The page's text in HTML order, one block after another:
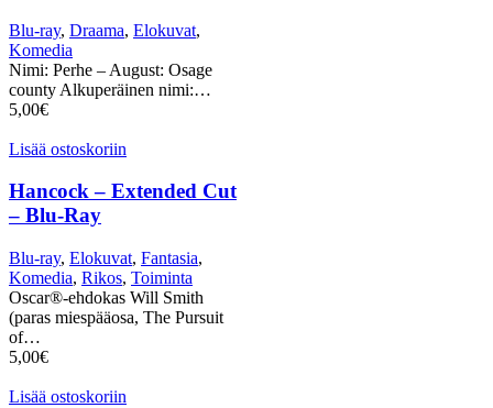
Blu-ray, Draama, Elokuvat,
Komedia
Nimi: Perhe – August: Osage
county Alkuperäinen nimi:…
5,00€
Lisää ostoskoriin
Hancock – Extended Cut
– Blu-Ray
Blu-ray, Elokuvat, Fantasia,
Komedia, Rikos, Toiminta
Oscar®-ehdokas Will Smith
(paras miespääosa, The Pursuit
of…
5,00€
Lisää ostoskoriin